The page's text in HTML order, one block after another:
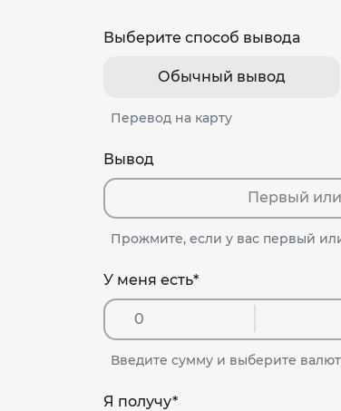
Выберите способ вывода
Обычный вывод
Перевод на карту
Вывод
Первый
Прожмите, если у вас первый
У меня есть*
Введите сумму и выберите
Я получу*